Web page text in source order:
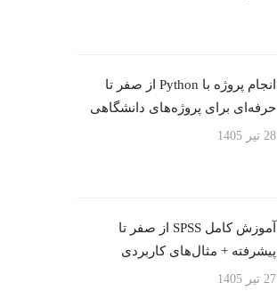
انجام پروژه با Python از صفر تا
حرفه‌ای برای پروژه‌های دانشگاهی
28 تیر 1405
آموزش کامل SPSS از صفر تا
پیشرفته + مثال‌های کاربردی
27 تیر 1405